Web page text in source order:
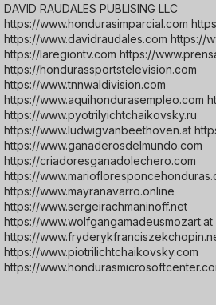
DAVID RAUDALES PUBLISING LLC
https://www.hondurasimparcial.com
https://www.davidraudales.com https://
https://laregiontv.com https://
https://hondurassportstelevision.com
https://www.tnnwaldivision.com
https://www.aquihondurasempleo.com
https://www.pyotrilyichtchaikovsky.ru
https://www.ludwigvanbeethoven.at
https://www.ganaderosdelmundo.com
https://criadoresganadolechero.com
https://
https://www.mayranavarro.online
https://www.sergeirachmaninoff.net
https://
https://
https://www.piotrilichtchaikovsky.com
https://